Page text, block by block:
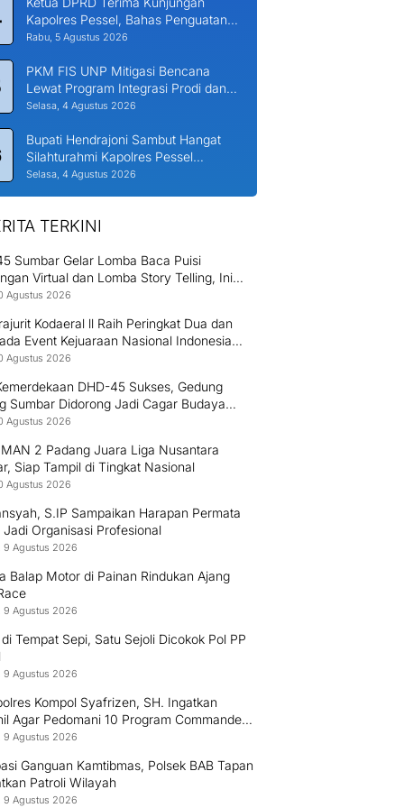
Kapolres Pessel, Bahas Penguatan
Kerjasama Hankamtibmas
Rabu, 5 Agustus 2026
PKM FIS UNP Mitigasi Bencana
Lewat Program Integrasi Prodi dan
Nagari di Padang Laweh Malalo
Selasa, 4 Agustus 2026
Bupati Hendrajoni Sambut Hangat
Silahturahmi Kapolres Pessel
Bersama PJU
Selasa, 4 Agustus 2026
TERKINI
Sumbar Gelar Lomba Baca Puisi
Virtual dan Lomba Story Telling, Ini
Agustus 2026
Kodaeral ll Raih Peringkat Dua dan
Event Kejuaraan Nasional Indonesia
Championship
Agustus 2026
DHD-45 Sukses, Gedung
Sumbar Didorong Jadi Cagar Budaya
Agustus 2026
2 Padang Juara Liga Nusantara
Siap Tampil di Tingkat Nasional
Agustus 2026
S.IP Sampaikan Harapan Permata
Jadi Organisasi Profesional
9 Agustus 2026
Balap Motor di Painan Rindukan Ajang
9 Agustus 2026
Tempat Sepi, Satu Sejoli Dicokok Pol PP
9 Agustus 2026
Kompol Syafrizen, SH. Ingatkan
Agar Pedomani 10 Program Commander
Sumbar
9 Agustus 2026
Ganguan Kamtibmas, Polsek BAB Tapan
Patroli Wilayah
9 Agustus 2026